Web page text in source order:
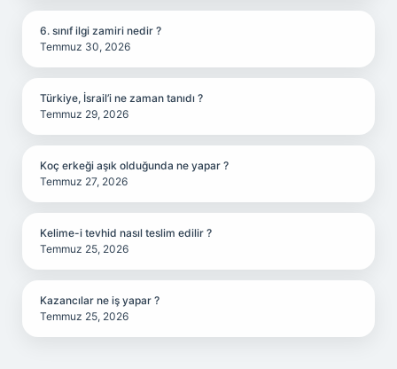
6. sınıf ilgi zamiri nedir ?
Temmuz 30, 2026
Türkiye, İsrail’i ne zaman tanıdı ?
Temmuz 29, 2026
Koç erkeği aşık olduğunda ne yapar ?
Temmuz 27, 2026
Kelime-i tevhid nasıl teslim edilir ?
Temmuz 25, 2026
Kazancılar ne iş yapar ?
Temmuz 25, 2026